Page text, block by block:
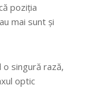
poziția
mai sunt și
o singură rază,
optic